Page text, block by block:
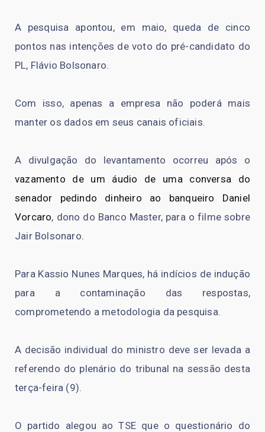
A pesquisa apontou, em maio, queda de cinco
pontos nas intenções de voto do pré-candidato do
PL, Flávio Bolsonaro.
Com isso, apenas a empresa não poderá mais
manter os dados em seus canais oficiais.
A divulgação do levantamento ocorreu após o
vazamento de um áudio de uma conversa do
senador pedindo dinheiro ao banqueiro Daniel
Vorcaro, dono do Banco Master, para o filme sobre
Jair Bolsonaro.
Para Kassio Nunes Marques, há indícios de indução
para a contaminação das respostas,
comprometendo a metodologia da pesquisa.
A decisão individual do ministro deve ser levada a
referendo do plenário do tribunal na sessão desta
terça-feira (9).
O partido alegou ao TSE que o questionário do